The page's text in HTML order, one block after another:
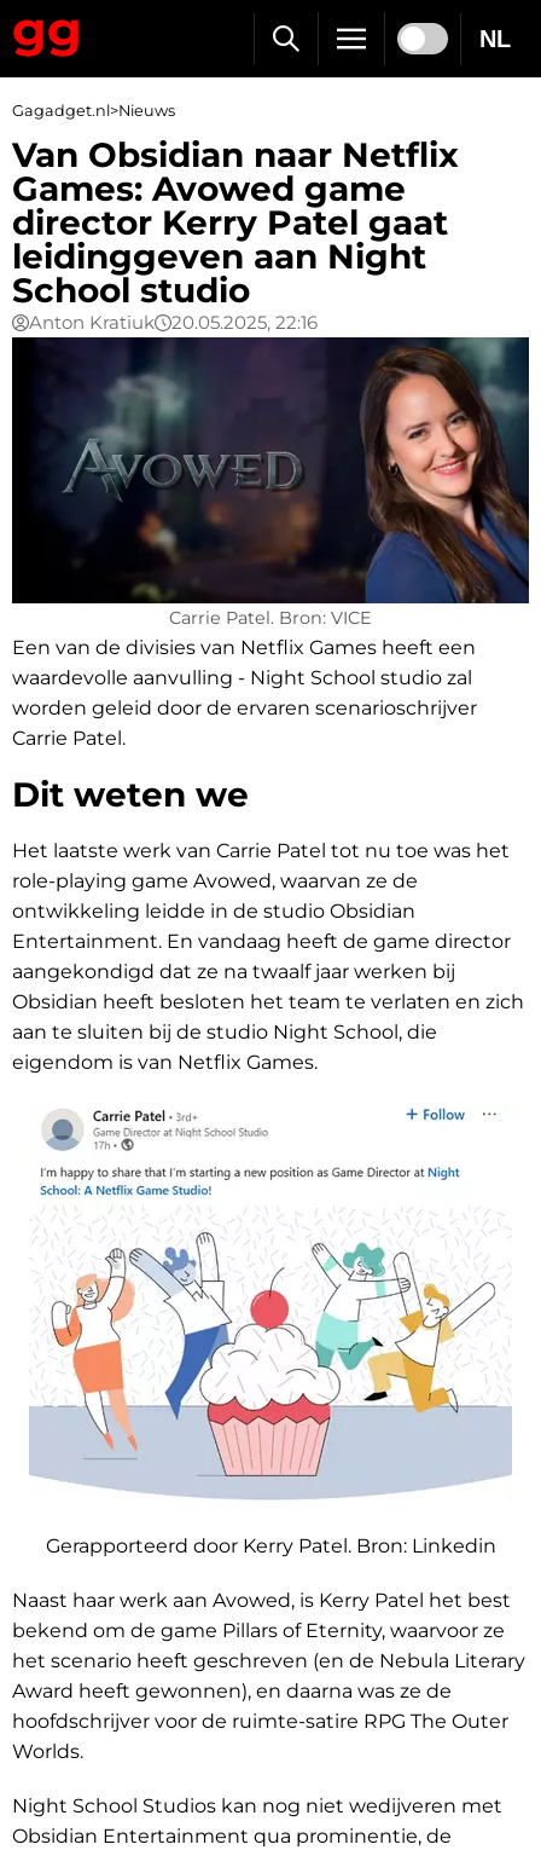
NL
Gagadget.nl>Nieuws
Van Obsidian naar Netflix
Games: Avowed game
director Kerry Patel gaat
leidinggeven aan Night
School studio
Anton Kratiuk 20.05.2025, 22:16
Carrie Patel. Bron: VICE
Een van de divisies van Netflix Games heeft een
waardevolle aanvulling - Night School studio zal
worden geleid door de ervaren scenarioschrijver
Carrie Patel.
Dit weten we
Het laatste werk van Carrie Patel tot nu toe was het
role-playing game Avowed, waarvan ze de
ontwikkeling leidde in de studio Obsidian
Entertainment. En vandaag heeft de game director
aangekondigd dat ze na twaalf jaar werken bij
Obsidian heeft besloten het team te verlaten en zich
aan te sluiten bij de studio Night School, die
eigendom is van Netflix Games.
Gerapporteerd door Kerry Patel. Bron: Linkedin
Naast haar werk aan Avowed, is Kerry Patel het best
bekend om de game Pillars of Eternity, waarvoor ze
het scenario heeft geschreven (en de Nebula Literary
Award heeft gewonnen), en daarna was ze de
hoofdschrijver voor de ruimte-satire RPG The Outer
Worlds.
Night School Studios kan nog niet wedijveren met
Obsidian Entertainment qua prominentie, de